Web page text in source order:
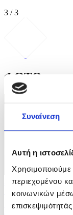
Συναίνεση
Αυτή η
περιεχομένου
κοινωνικών
3 / 3
ΦΩΤΟ
3 Φωτογραφίες
10/07/2026 15:59
Η Πρόεδρος